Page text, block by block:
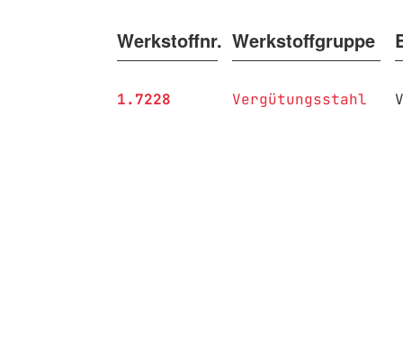
Werkstoffnr. Werkstoffgruppe
1.7228 Vergütungsstahl